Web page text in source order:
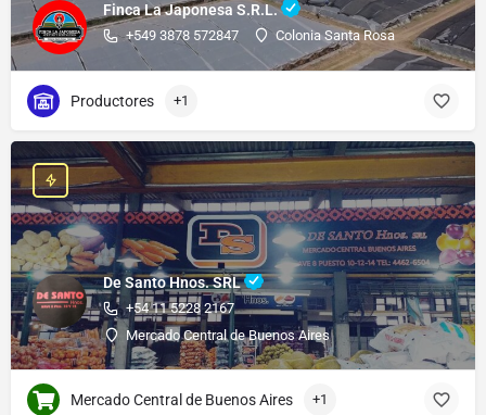
Finca La Japonesa S.R.L.
+549 3878 572847 Colonia Santa Rosa
Productores +1
De Santo Hnos. SRL
+54 11 5228 2167
Mercado Central de Buenos Aires
Mercado Central de Buenos Aires +1